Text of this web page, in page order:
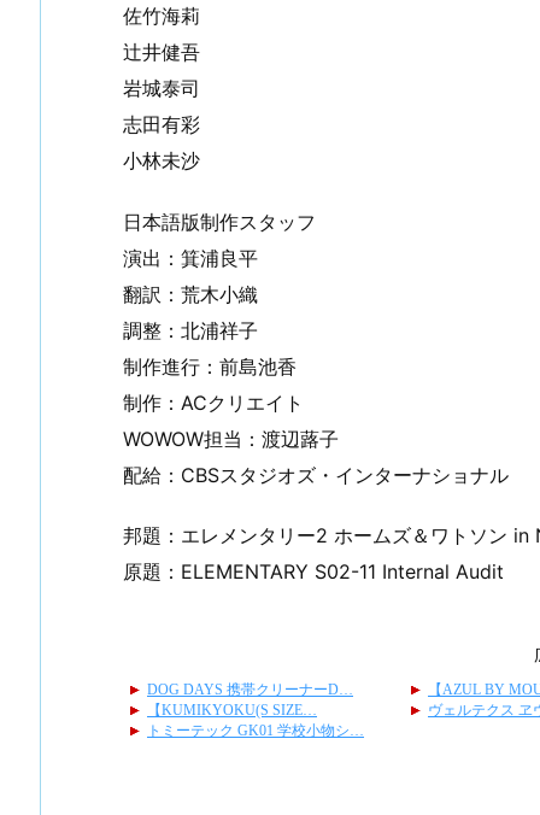
佐竹海莉
辻井健吾
岩城泰司
志田有彩
小林未沙
日本語版制作スタッフ
演出：箕浦良平
翻訳：荒木小織
調整：北浦祥子
制作進行：前島池香
制作：ACクリエイト
WOWOW担当：渡辺蕗子
配給：CBSスタジオズ・インターナショナル
邦題：エレメンタリー2 ホームズ＆ワトソン in
原題：ELEMENTARY S02-11 Internal Audit